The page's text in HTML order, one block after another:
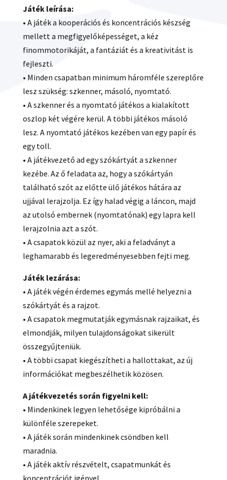
Játék leírása:
• A játék a kooperációs és koncentrációs készség
mellett a megfigyelőképességet, a kéz
finommotorikáját, a fantáziát és a kreativitást is
fejleszti.
• Minden csapatban minimum háromféle szereplőre
lesz szükség: szkenner, másoló, nyomtató.
• A szkenner és a nyomtató játékos a kialakított
oszlop két végére kerül. A többi játékos másoló
lesz. A nyomtató játékos kezében van egy papír és
egy toll.
• A játékvezető ad egy szókártyát a szkenner
kezébe. Az ő feladata az, hogy a szókártyán
található szót az előtte ülő játékos hátára az
ujjával lerajzolja. Ez így halad végig a láncon, majd
az utolsó embernek (nyomtatónak) egy lapra kell
lerajzolnia azt a szót.
• A csapatok közül az nyer, aki a feladványt a
leghamarabb és legeredményesebben fejti meg.
Játék lezárása:
• A játék végén érdemes egymás mellé helyezni a
szókártyát és a rajzot.
• A csapatok megmutatják egymásnak rajzaikat, és
elmondják, milyen tulajdonságokat sikerült
összegyűjteniük.
• A többi csapat kiegészítheti a hallottakat, az új
információkat megbeszélhetik közösen.
A játékvezetés során figyelni kell:
• Mindenkinek legyen lehetősége kipróbálni a
különféle szerepeket.
• A játék során mindenkinek csöndben kell
maradnia.
• A játék aktív részvételt, csapatmunkát és
koncentrációt igényel.